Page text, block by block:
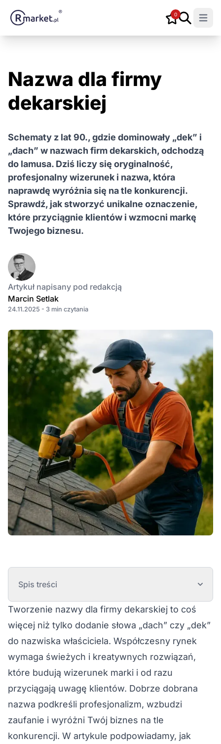
0
Open
Nazwa dla firmy
dekarskiej
Schematy z lat 90., gdzie dominowały „dek” i
„dach” w nazwach firm dekarskich, odchodzą
do lamusa. Dziś liczy się oryginalność,
profesjonalny wizerunek i nazwa, która
naprawdę wyróżnia się na tle konkurencji.
Sprawdź, jak stworzyć unikalne oznaczenie,
które przyciągnie klientów i wzmocni markę
Twojego biznesu.
Artykuł napisany pod redakcją
Marcin Setlak
24.11.2025 - 3 min czytania
Spis treści
Tworzenie nazwy dla firmy dekarskiej to coś
więcej niż tylko dodanie słowa „dach” czy „dek”
do nazwiska właściciela. Współczesny rynek
wymaga świeżych i kreatywnych rozwiązań,
które budują wizerunek marki i od razu
przyciągają uwagę klientów. Dobrze dobrana
nazwa podkreśli profesjonalizm, wzbudzi
zaufanie i wyróżni Twój biznes na tle
konkurencji. W artykule podpowiadamy, jak